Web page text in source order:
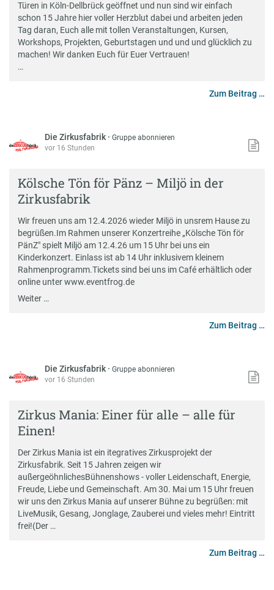
Türen in Köln-Dellbrück geöffnet und nun sind wir einfach
schon 15 Jahre hier voller Herzblut dabei und arbeiten jeden
Tag daran, Euch alle mit tollen Veranstaltungen, Kursen,
Workshops, Projekten, Geburtstagen und und und glücklich zu
machen! Wir danken Euch für Euer Vertrauen!
…
Zum Beitrag …
Die Zirkusfabrik ·Gruppe abonnieren
vor 16 Stunden
Kölsche Tön för Pänz – Miljö in der
Zirkusfabrik
Wir freuen uns am 12.4.2026 wieder Miljö in unsrem Hause zu
begrüßen.Im Rahmen unserer Konzertreihe „Kölsche Tön för
PänZ" spielt Miljö am 12.4.26 um 15 Uhr bei uns ein
Kinderkonzert. Einlass ist ab 14 Uhr inklusivem kleinem
Rahmenprogramm.Tickets sind bei uns im Café erhältlich oder
online unter www.eventfrog.de
Weiter …
Zum Beitrag …
Die Zirkusfabrik ·Gruppe abonnieren
vor 16 Stunden
Zirkus Mania: Einer für alle – alle für
Einen!
Der Zirkus Mania ist ein itegratives Zirkusprojekt der
Zirkusfabrik. Seit 15 Jahren zeigen wir
außergeöhnlichesBühnenshows - voller Leidenschaft, Energie,
Freude, Liebe und Gemeinschaft. Am 30. Mai um 15 Uhr freuen
wir uns den Zirkus Mania auf unserer Bühne zu begrüßen: mit
LiveMusik, Gesang, Jonglage, Zauberei und vieles mehr! Eintritt
frei!(Der …
Zum Beitrag …